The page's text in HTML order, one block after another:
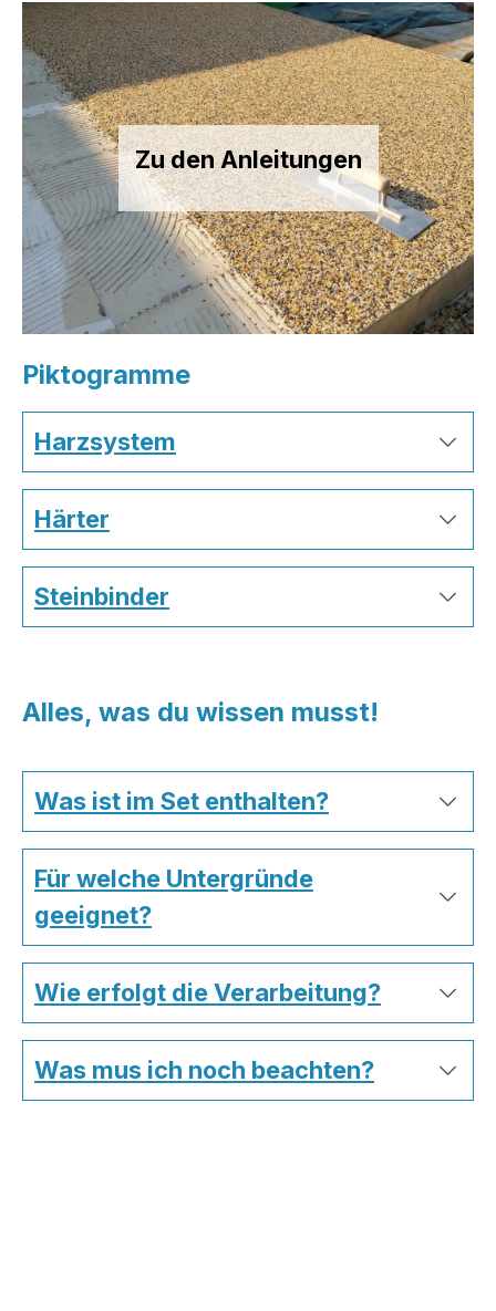
Zu den Anleitungen
Piktogramme
Harzsystem
Härter
Steinbinder
Alles, was du wissen musst!
Was ist im Set enthalten?
Für welche Untergründe
geeignet?
Wie erfolgt die Verarbeitung?
Was mus ich noch beachten?